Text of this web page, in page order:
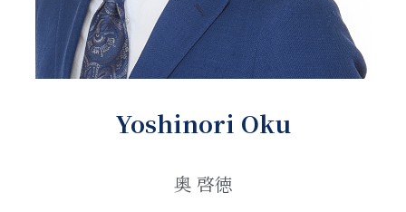
Yoshinori Oku
奥 啓徳